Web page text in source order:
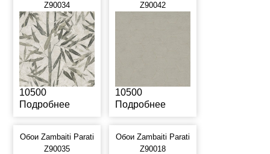
Z90034
10500
Подробнее
Z90042
10500
Подробнее
Обои Zambaiti Parati
Z90035
Обои Zambaiti Parati
Z90018